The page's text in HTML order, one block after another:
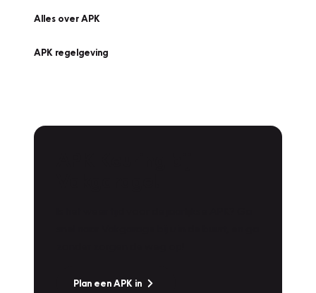
Alles over APK
APK regelgeving
Plan een APK in